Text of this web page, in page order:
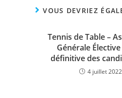
e
o
o
er s
p
p
y
n
k
VOUS DEVRIEZ
Tennis de Table –
Générale
définitive des
4 juillet 2022